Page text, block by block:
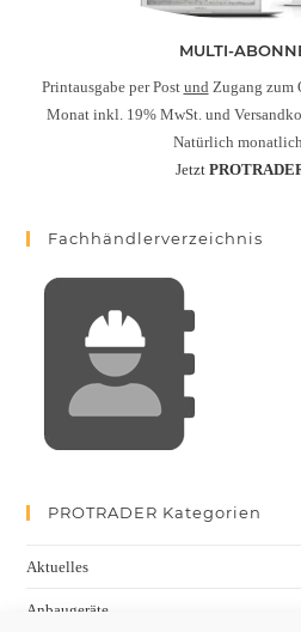
MULTI-
Printausgabe per Post und Zugang zum
Monat inkl. 19% MwSt. und
Natürlich
Jetzt
Fachhändlerverzeichnis
PROTRADER Kategorien
Aktuelles
Anbaugeräte